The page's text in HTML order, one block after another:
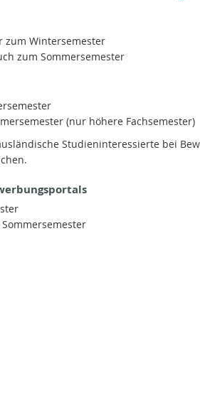
zum Wintersemester
zum Sommersemester
(nur höhere Fachsemester)
Studieninteressierte bei